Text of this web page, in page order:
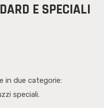
E SPECIALI
in due categorie:
speciali.